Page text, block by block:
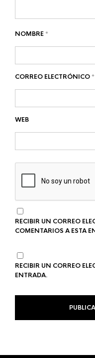
NOMBRE*
CORREO ELECTRÓNICO*
WEB
RECIBIR UN CORREO
COMENTARIOS A ESTA
RECIBIR UN CORREO
ENTRADA.